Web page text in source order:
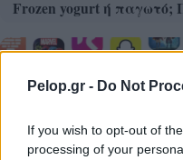
Pelop.gr - Do Not
If you wish to opt-out of
processing of your
Frozen yogurt ή παγωτό;